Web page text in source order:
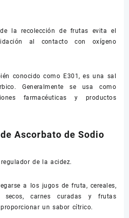
la recolección de frutas evita el
al contacto con oxígeno
conocido como E301, es una sal
Generalmente se usa como
farmacéuticas y productos
Ascorbato de Sodio
de la acidez.
a los jugos de fruta, cereales,
secos, carnes curadas y frutas
un sabor cítrico.